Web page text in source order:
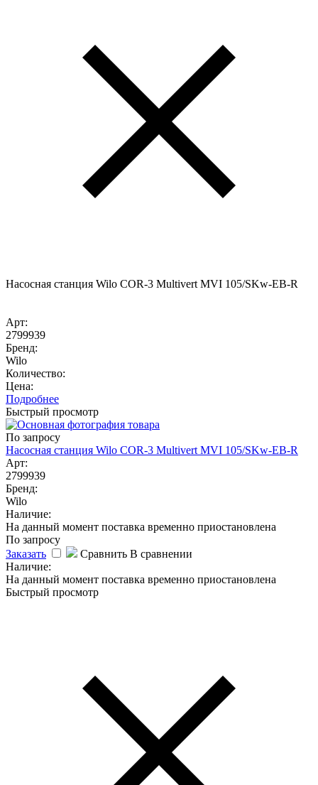
Насосная станция Wilo COR-3 Multivert MVI 105/SKw-EB-R
Арт:
2799939
Бренд:
Wilo
Количество:
Цена:
Подробнее
Быстрый просмотр
По запросу
Насосная станция Wilo COR-3 Multivert MVI 105/SKw-EB-R
Арт:
2799939
Бренд:
Wilo
Наличие:
На данный момент поставка временно приостановлена
По запросу
Заказать
Сравнить В сравнении
Наличие:
На данный момент поставка временно приостановлена
Быстрый просмотр